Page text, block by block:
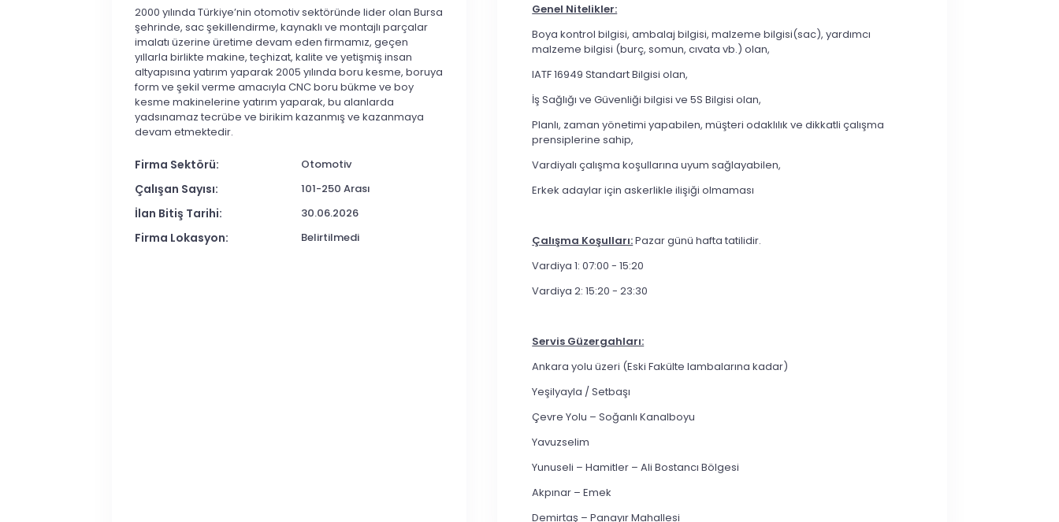
2000 yılında Türkiye’nin otomotiv sektöründe lider olan Bursa
şehrinde, sac şekillendirme, kaynaklı ve montajlı parçalar
imalatı üzerine üretime devam eden firmamız, geçen
yıllarla birlikte makine, teçhizat, kalite ve yetişmiş insan
altyapısına yatırım yaparak 2005 yılında boru kesme, boruya
form ve şekil verme amacıyla CNC boru bükme ve boy
kesme makinelerine yatırım yaparak, bu alanlarda
yadsınamaz tecrübe ve birikim kazanmış ve kazanmaya
devam etmektedir.
Firma Sektörü: Otomotiv
Çalışan Sayısı: 101-250 Arası
İlan Bitiş Tarihi: 30.06.2026
Firma Lokasyon: Belirtilmedi
Genel Nitelikler:
Boya kontrol bilgisi, ambalaj bilgisi, malzeme bilgisi(sac), yardımcı
malzeme bilgisi (burç, somun, cıvata vb.) olan,
IATF 16949 Standart Bilgisi olan,
İş Sağlığı ve Güvenliği bilgisi ve 5S Bilgisi olan,
Planlı, zaman yönetimi yapabilen, müşteri odaklılık ve dikkatli çalışma
prensiplerine sahip,
Vardiyalı çalışma koşullarına uyum sağlayabilen,
Erkek adaylar için askerlikle ilişiği olmaması
Çalışma Koşulları:Pazar günü hafta tatilidir.
Vardiya 1: 07:00 - 15:20
Vardiya 2: 15:20 - 23:30
Servis Güzergahları:
Ankara yolu üzeri (Eski Fakülte lambalarına kadar)
Yeşilyayla / Setbaşı
Çevre Yolu – Soğanlı Kanalboyu
Yavuzselim
Yunuseli – Hamitler – Ali Bostancı Bölgesi
Akpınar – Emek
Demirtaş – Panayır Mahallesi